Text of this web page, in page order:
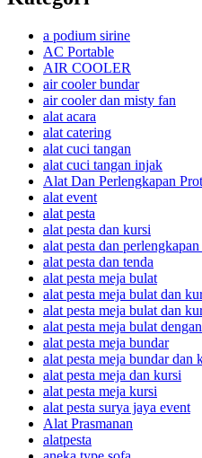
a podium sirine
AC Portable
AIR COOLER
air cooler bundar
air cooler dan misty fan
alat acara
alat catering
alat cuci tangan
alat cuci tangan injak
Alat Dan Perlengkapan
alat event
alat pesta
alat pesta dan kursi
alat pesta dan
alat pesta dan tenda
alat pesta meja bulat
alat pesta meja bulat dan
alat pesta meja bulat dan
alat pesta meja bulat
alat pesta meja bundar
alat pesta meja bundar dan
alat pesta meja dan kursi
alat pesta meja kursi
alat pesta surya jaya event
Alat Prasmanan
alatpesta